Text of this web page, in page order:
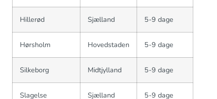
Hillerød Sjælland 5-9 dage
Hørsholm Hovedstaden 5-9 dage
Silkeborg Midtjylland 5-9 dage
Slagelse Sjælland 5-9 dage